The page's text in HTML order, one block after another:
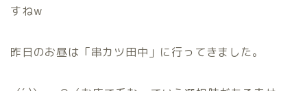
すねw
昨日のお昼は「串カツ田中」に行ってきました。